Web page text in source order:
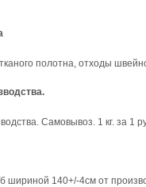
полотна, отходы
Самовывоз. 1 кг. за 1
шириной 140+/-4см от